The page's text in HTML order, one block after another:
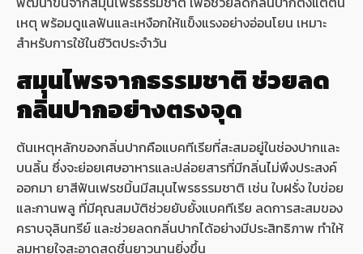
เหตุ พร้อมดูแลฟันและเหงือกให้แข็งแรงอย่างอ่อนโยน เหมาะ
สำหรับการใช้ในชีวิตประจำวัน
สมุนไพรจากธรรมชาติ ช่วยลด
กลิ่นปากอย่างตรงจุด
ต้นเหตุหลักของกลิ่นปากคือแบคทีเรียที่สะสมอยู่ในช่องปากและ
บนลิ้น ซึ่งจะย่อยเศษอาหารและปล่อยสารที่มีกลิ่นไม่พึงประสงค์
ออกมา ยาสีฟันเฟรชมิ้นมีสมุนไพรธรรมชาติ เช่น ใบฝรั่ง ใบข่อย
และกานพลู ที่มีคุณสมบัติช่วยยับยั้งแบคทีเรีย ลดการสะสมของ
คราบจุลินทรีย์ และช่วยลดกลิ่นปากได้อย่างมีประสิทธิภาพ ทำให้
ลมหายใจสะอาดสดชื่นยาวนานยิ่งขึ้น